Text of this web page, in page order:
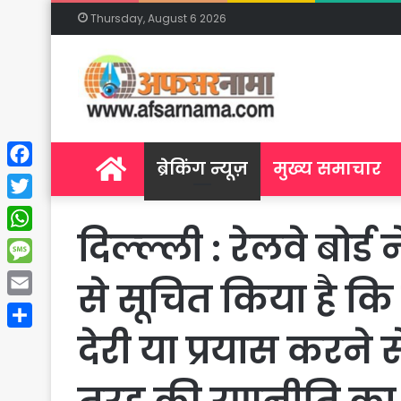
Thursday, August 6 2026
Homeब्रेकिंग न्यूज़ मुख्य समाचार
दिल्ल्ली : रेलवे
से सूचित किया है
देरी या प्रयास
Facebook
Twitter
WhatsApp
Message
Email